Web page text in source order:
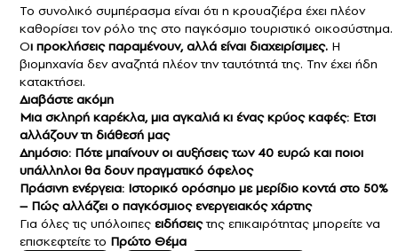
Το συνολικό συμπέρασμα είναι ότι η κρουαζιέρα έχει πλέον
καθορίσει τον ρόλο της στο παγκόσμιο τουριστικό οικοσύστημα.
Οι προκλήσεις παραμένουν, αλλά είναι διαχειρίσιμες. Η
βιομηχανία δεν αναζητά πλέον την ταυτότητά της. Την έχει ήδη
κατακτήσει.
Διαβάστε ακόμη
Μια σκληρή καρέκλα, μια αγκαλιά κι ένας κρύος καφές: Ετσι
αλλάζουν τη διάθεσή μας
Δημόσιο: Πότε μπαίνουν οι αυξήσεις των 40 ευρώ και ποιοι
υπάλληλοι θα δουν πραγματικό όφελος
Πράσινη ενέργεια: Ιστορικό ορόσημο με μερίδιο κοντά στο 50%
– Πώς αλλάζει ο παγκόσμιος ενεργειακός χάρτης
Για όλες τις υπόλοιπες ειδήσειςτης επικαιρότητας μπορείτε να
επισκεφτείτε το Πρώτο Θέμα